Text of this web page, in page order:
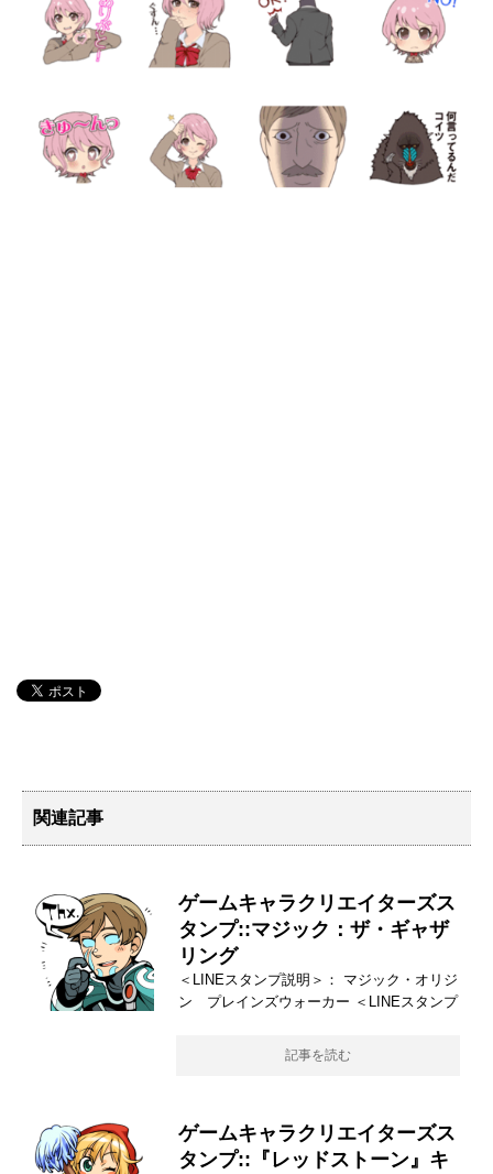
関連記事
ゲームキャラクリエイターズス
タンプ::マジック：ザ・ギャザ
リング
＜LINEスタンプ説明＞： マジック・オリジ
ン プレインズウォーカー ＜LINEスタンプ
記事を読む
ゲームキャラクリエイターズス
タンプ::『レッドストーン』キ